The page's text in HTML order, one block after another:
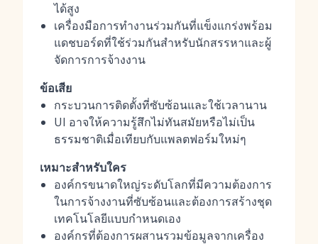
ได้สูง
เครื่องมือการทำงานร่วมกันที่แข็งแกร่งพร้อม
แดชบอร์ดที่ใช้ร่วมกันสำหรับนักสรรหาและผู้
จัดการการจ้างงาน
ข้อเสีย
กระบวนการติดตั้งที่ซับซ้อนและใช้เวลานาน
UI อาจให้ความรู้สึกไม่ทันสมัยหรือไม่เป็น
ธรรมชาติเมื่อเทียบกับแพลตฟอร์มใหม่ๆ
เหมาะสำหรับใคร
องค์กรขนาดใหญ่ระดับโลกที่มีความต้องการ
ในการจ้างงานที่ซับซ้อนและต้องการสร้างชุด
เทคโนโลยีแบบกำหนดเอง
องค์กรที่ต้องการผสานรวมข้อมูลจากเครื่อง